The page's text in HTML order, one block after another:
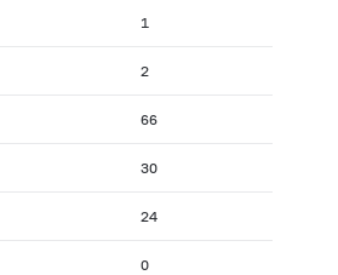
1
2
66
30
24
0